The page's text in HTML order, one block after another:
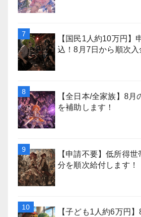
【国民1人約10万円】
込！8月7日から順次入
【全日本/全家族】8
を補助します！
【申請不要】低所得
分を順次給付します！
【子ども1人約6万円